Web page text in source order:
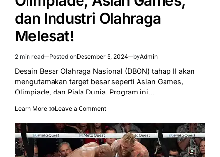
dan Industri Olahraga
Melesat!
Estimated
read
2 min read Posted onDesember 5, 2024 byAdmin
Desain Besar Olahraga Nasional (DBON) tahap II akan
mengutamakan target besar seperti Asian Games,
Olimpiade, dan Piala Dunia. Program ini…
Learn More Leave a Commenton
Prabowo-
Gibran:
Olimpiade,
Asian